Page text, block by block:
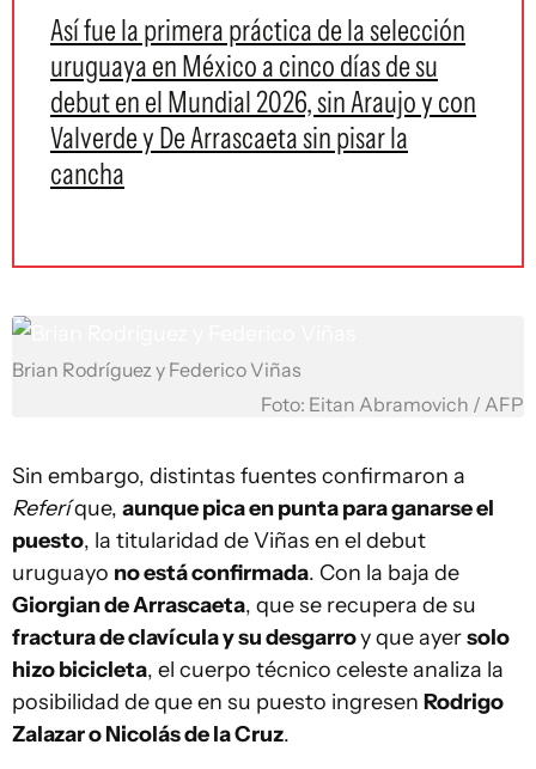
Así fue la primera práctica de la selección
uruguaya en México a cinco días de su
debut en el Mundial 2026, sin Araujo y con
Valverde y De Arrascaeta sin pisar la
cancha
Brian Rodríguez y Federico Viñas
Foto: Eitan Abramovich / AFP
Sin embargo, distintas fuentes confirmaron a
Referíque, aunque pica en punta para ganarse el
puesto, la titularidad de Viñas en el debut
uruguayo no está confirmada. Con la baja de
Giorgian de Arrascaeta, que se recupera de su
fractura de clavícula y su desgarroy que ayersolo
hizo bicicleta, el cuerpo técnico celeste analiza la
posibilidad de que en su puesto ingresen Rodrigo
Zalazar o Nicolás de la Cruz.